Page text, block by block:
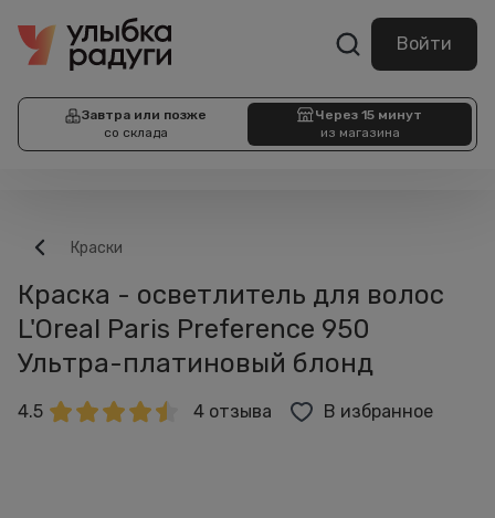
Войти
Завтра или позже
со склада
Через 15 минут
из магазина
Краски
Краска - осветлитель для волос
L'Oreal Paris Preference 950
Ультра-платиновый блонд
4.5 4 отзыва В избранное